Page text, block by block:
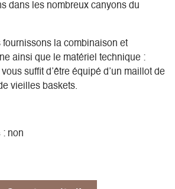
dans les nombreux canyons du
fournissons la combinaison et
ainsi que le matériel technique :
suffit d’être équipé d’un maillot de
vieilles baskets.
: non